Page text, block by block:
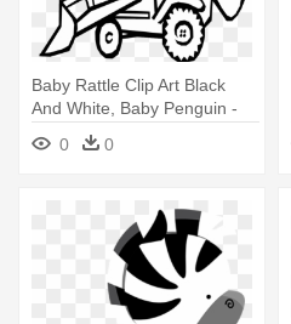
Baby Rattle Clip Art Black
And White, Baby Penguin -
Desenho De Trator Para
Colorir
0 0